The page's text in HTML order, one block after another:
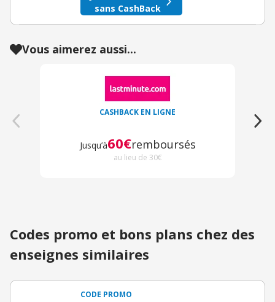
sans CashBack
Vous aimerez aussi...
CASHBACK EN LIGNE
Jusqu’à60€remboursés
au lieu de 30€
Codes promo et bons plans chez des
enseignes similaires
CODE PROMO